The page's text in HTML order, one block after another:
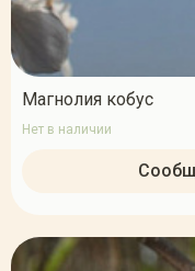
Магнолия кобус
Нет в наличии